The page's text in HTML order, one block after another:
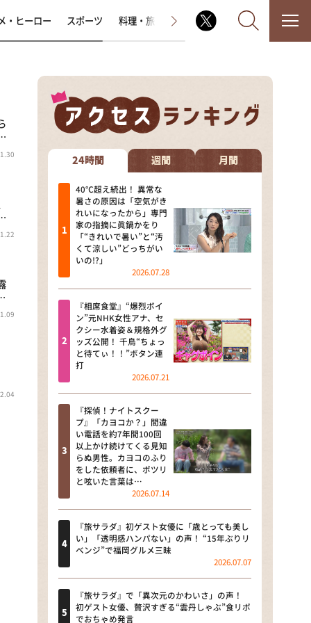
なるみ・岡村の過ぎるTV
相席食堂
これ余談なんですけど・・・
～人生密着トークバラエティ！
～ やすとものいたって真剣です
探偵！ナイトスクープ
news おかえり
河合＆A.B.C-Z塚田×福井アナ
「なんでやねん！？」（news お
かえり）
DAIGOも台所 ～きょうの献立 何
にする？～
本日はダイアンなり！シーズン２
朝だ！生です旅サラダ
教えて！ニュースライブ 正義の
ミカタ
ＬＩＦＥ～夢のカタチ～
新婚さんいらっしゃい！
ザキ山小屋本館
・ヒーロー スポーツ 料理・旅 ラジオ番組 その他
24時間 週間 月間
40℃超え続出！ 異常な
暑さの原因は「空気がき
れいになったから」専門
家の指摘に眞鍋かをり
「“きれいで暑い”と“汚
くて涼しい”どっちがい
いの!?」
2026.07.28
『相席食堂』“爆烈ボイ
ン”元NHK女性アナ、セ
クシー水着姿＆規格外グ
ッズ公開！ 千鳥“ちょっ
と待てぃ！！”ボタン連
打
2026.07.21
『探偵！ナイトスクー
プ』「カヨコか？」間違
い電話を約7年間100回
以上かけ続けてくる見知
らぬ男性。カヨコのふり
をした依頼者に、ポツリ
と呟いた言葉は…
2026.07.14
『旅サラダ』初ゲスト女優に「歳とっても美し
い」「透明感ハンパない」の声！ “15年ぶりリ
ベンジ”で福岡グルメ三昧
2026.07.07
『旅サラダ』で「異次元のかわいさ」の声！
初ゲスト女優、贅沢すぎる“雲丹しゃぶ”食リポ
でおちゃめ発言